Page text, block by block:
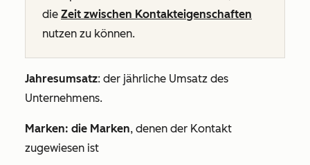
die Zeit zwischen Kontakteigenschaften
nutzen zu können.
Jahresumsatz: der jährliche Umsatz des
Unternehmens.
Marken: die Marken, denen der Kontakt
zugewiesen ist